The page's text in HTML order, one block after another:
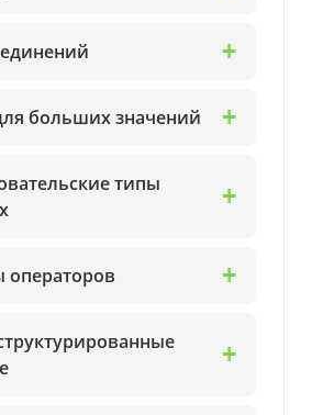
больших значений
типы
операторов